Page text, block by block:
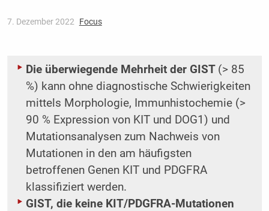
7. Dezember 2022 Focus
Die überwiegende Mehrheit der GIST (> 85
%) kann ohne diagnostische Schwierigkeiten
mittels Morphologie, Immunhistochemie (>
90 % Expression von KIT und DOG1) und
Mutationsanalysen zum Nachweis von
Mutationen in den am häufigsten
betroffenen Genen KIT und PDGFRA
klassifiziert werden.
GIST, die keine KIT/PDGFRA-Mutationen